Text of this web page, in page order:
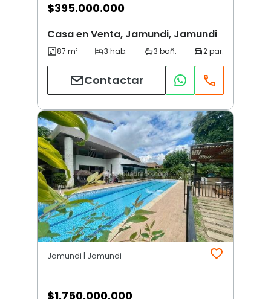
$395.000.000
Casa en Venta, Jamundi, Jamundi
Contactar
Jamundi | Jamundi
$1.750.000.000